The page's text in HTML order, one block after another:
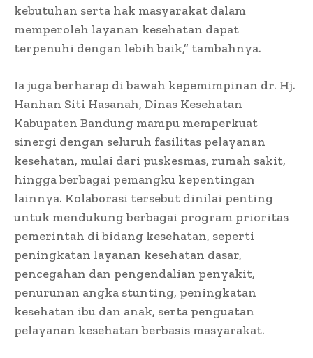
kebutuhan serta hak masyarakat dalam
memperoleh layanan kesehatan dapat
terpenuhi dengan lebih baik,” tambahnya.
Ia juga berharap di bawah kepemimpinan dr. Hj.
Hanhan Siti Hasanah, Dinas Kesehatan
Kabupaten Bandung mampu memperkuat
sinergi dengan seluruh fasilitas pelayanan
kesehatan, mulai dari puskesmas, rumah sakit,
hingga berbagai pemangku kepentingan
lainnya. Kolaborasi tersebut dinilai penting
untuk mendukung berbagai program prioritas
pemerintah di bidang kesehatan, seperti
peningkatan layanan kesehatan dasar,
pencegahan dan pengendalian penyakit,
penurunan angka stunting, peningkatan
kesehatan ibu dan anak, serta penguatan
pelayanan kesehatan berbasis masyarakat.